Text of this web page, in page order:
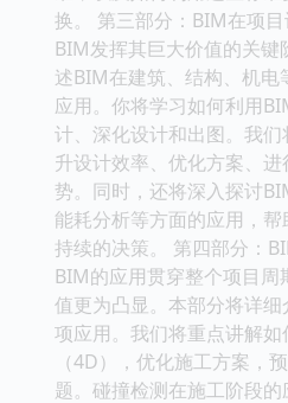
换。 第三部分：BIM在项
BIM发挥其巨大价值的关
述BIM在建筑、结构、机
应用。你将学习如何利用
计、深化设计和出图。我
升设计效率、优化方案、
势。同时，还将深入探讨
能耗分析等方面的应用，
持续的决策。 第四部分：
BIM的应用贯穿整个项目
值更为凸显。本部分将详
项应用。我们将重点讲解
（4D），优化施工方案，
题。碰撞检测在施工阶段